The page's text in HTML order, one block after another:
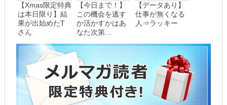
【Xmas限定特典
は本日限り】結
果が出始めたT
さん
【今日まで！】
この機会を逃す
か活かすかはあ
なた次第…
【データあり】
仕事が無くなる
人⇒ラッキー